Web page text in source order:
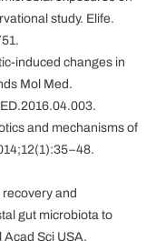
study. Elife.
induced changes in
Mol Med.
and mechanisms of
and
gut microbiota to
Sci USA.